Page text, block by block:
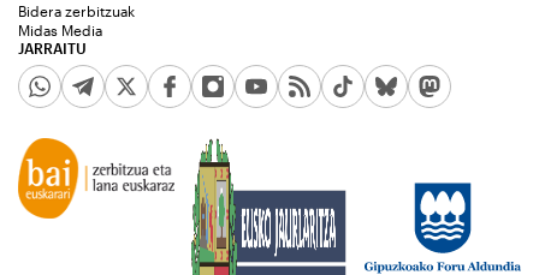
JARRAITU
Bidera zerbitzuak
Midas Media